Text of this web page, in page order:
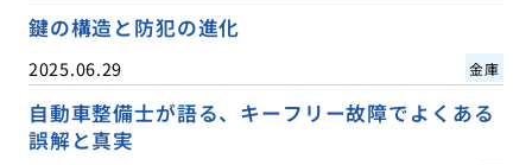
鍵の構造と防犯の進化
2025.06.29 金庫
自動車整備士が語る、キーフリー故障でよくある
誤解と真実